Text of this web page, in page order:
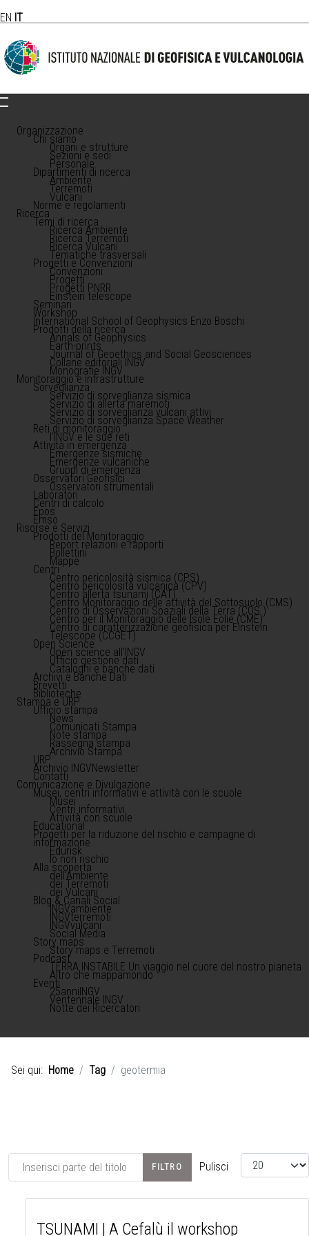
EN IT
Organizzazione
Chi siamo
Organi e strutture
Sezioni e sedi
Personale
Dipartimenti di ricerca
Ambiente
Terremoti
Vulcani
Norme e regolamenti
Ricerca
Temi di ricerca
Ricerca Ambiente
Ricerca Terremoti
Ricerca Vulcani
Tematiche trasversali
Progetti e Convenzioni
Convenzioni
Progetti
Progetti PNRR
Einstein telescope
Seminari
Workshop
International School of Geophysics Enzo Boschi
Prodotti della ricerca
Annals of Geophysics
Earth-prints
Journal of Geoethics and Social Geosciences
Collane editoriali INGV
Monografie INGV
Monitoraggio e infrastrutture
Sorveglianza
Servizio di sorveglianza sismica
Servizio di allerta maremoti
Servizio di sorveglianza vulcani attivi
Servizio di sorveglianza Space Weather
Reti di monitoraggio
l'INGV e le sue reti
Attività in emergenza
Emergenze sismiche
Emergenze vulcaniche
Gruppi di emergenza
Osservatori Geofisici
Osservatori strumentali
Laboratori
Centri di calcolo
Epos
Emso
Risorse e Servizi
Prodotti del Monitoraggio
Report relazioni e rapporti
Bollettini
Mappe
Centri
Centro pericolosità sismica (CPS)
Centro pericolosità vulcanica (CPV)
Centro allerta tsunami (CAT)
Centro Monitoraggio delle attività del Sottosuolo (CMS)
Centro di Osservazioni Spaziali della Terra (COS )
Centro per il Monitoraggio delle Isole Eolie (CME)
Centro di caratterizzazione geofisica per Einstein
Telescope (CCGET)
Open Science
Open science all'INGV
Ufficio gestione dati
Cataloghi e banche dati
Archivi e Banche Dati
Brevetti
Biblioteche
Stampa e URP
Ufficio stampa
News
Comunicati Stampa
Note stampa
Rassegna stampa
Archivio Stampa
URP
Archivio INGVNewsletter
Contatti
Comunicazione e Divulgazione
Musei, centri informativi e attività con le scuole
Musei
Centri informativi
Attività con scuole
Educational
Progetti per la riduzione del rischio e campagne di
informazione
Edurisk
Io non rischio
Alla scoperta
dell'Ambiente
dei Terremoti
dei Vulcani
Blog & Canali Social
INGVambiente
INGVterremoti
INGVvulcani
Social Media
Story maps
Story maps e Terremoti
Podcast
TERRA INSTABILE Un viaggio nel cuore del nostro pianeta
Altro che mappamondo
Eventi
25anniINGV
Ventennale INGV
Notte dei Ricercatori
Sei qui: Home Tag geotermia
Inserisci parte del titolo FILTRO Pulisci Visualizza #
TSUNAMI | A Cefalù il workshop